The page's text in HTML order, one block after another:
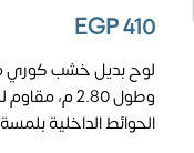
EGP410
وطول 2.80
الحوائط الداخلية